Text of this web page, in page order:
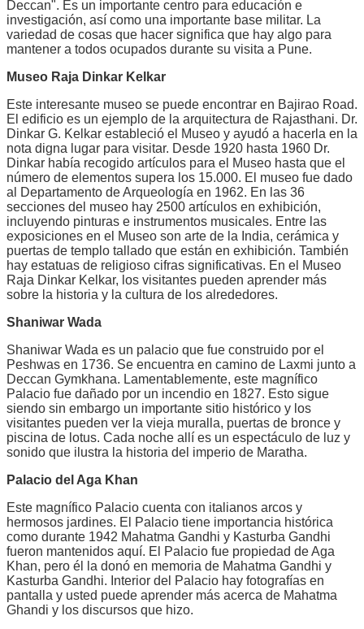
Deccan". Es un importante centro para educación e
investigación, así como una importante base militar. La
variedad de cosas que hacer significa que hay algo para
mantener a todos ocupados durante su visita a Pune.
Museo Raja Dinkar Kelkar
Este interesante museo se puede encontrar en Bajirao Road.
El edificio es un ejemplo de la arquitectura de Rajasthani. Dr.
Dinkar G. Kelkar estableció el Museo y ayudó a hacerla en la
nota digna lugar para visitar. Desde 1920 hasta 1960 Dr.
Dinkar había recogido artículos para el Museo hasta que el
número de elementos supera los 15.000. El museo fue dado
al Departamento de Arqueología en 1962. En las 36
secciones del museo hay 2500 artículos en exhibición,
incluyendo pinturas e instrumentos musicales. Entre las
exposiciones en el Museo son arte de la India, cerámica y
puertas de templo tallado que están en exhibición. También
hay estatuas de religioso cifras significativas. En el Museo
Raja Dinkar Kelkar, los visitantes pueden aprender más
sobre la historia y la cultura de los alrededores.
Shaniwar Wada
Shaniwar Wada es un palacio que fue construido por el
Peshwas en 1736. Se encuentra en camino de Laxmi junto a
Deccan Gymkhana. Lamentablemente, este magnífico
Palacio fue dañado por un incendio en 1827. Esto sigue
siendo sin embargo un importante sitio histórico y los
visitantes pueden ver la vieja muralla, puertas de bronce y
piscina de lotus. Cada noche allí es un espectáculo de luz y
sonido que ilustra la historia del imperio de Maratha.
Palacio del Aga Khan
Este magnífico Palacio cuenta con italianos arcos y
hermosos jardines. El Palacio tiene importancia histórica
como durante 1942 Mahatma Gandhi y Kasturba Gandhi
fueron mantenidos aquí. El Palacio fue propiedad de Aga
Khan, pero él la donó en memoria de Mahatma Gandhi y
Kasturba Gandhi. Interior del Palacio hay fotografías en
pantalla y usted puede aprender más acerca de Mahatma
Ghandi y los discursos que hizo.